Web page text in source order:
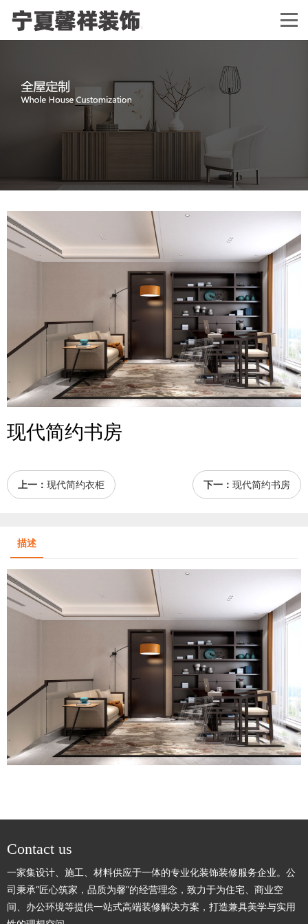
现代简约书房
上一： 现代简约衣柜 下一： 现代简约书房
描述
Contact us
一家集设计、施工、材料供应于一体的专业化装饰装修服务企业。公
司秉承“匠心筑家，品质为馨”的经营理念，致力于为住宅、商业空
间、办公环境等提供一站式高端装修解决方案，打造兼具美学与实用